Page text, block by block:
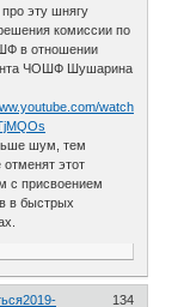
эту шнягу
комиссии по
в отношении
ЧОШФ Шушарина
watch?
шум, тем
отменят этот
с присвоением
в быстрых
134
2019-